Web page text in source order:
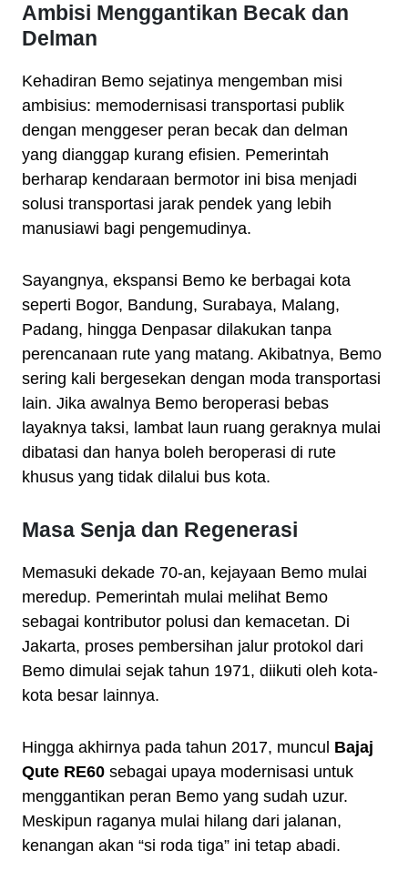
Ambisi Menggantikan Becak dan
Delman
Kehadiran Bemo sejatinya mengemban misi
ambisius: memodernisasi transportasi publik
dengan menggeser peran becak dan delman
yang dianggap kurang efisien. Pemerintah
berharap kendaraan bermotor ini bisa menjadi
solusi transportasi jarak pendek yang lebih
manusiawi bagi pengemudinya.
Sayangnya, ekspansi Bemo ke berbagai kota
seperti Bogor, Bandung, Surabaya, Malang,
Padang, hingga Denpasar dilakukan tanpa
perencanaan rute yang matang. Akibatnya, Bemo
sering kali bergesekan dengan moda transportasi
lain. Jika awalnya Bemo beroperasi bebas
layaknya taksi, lambat laun ruang geraknya mulai
dibatasi dan hanya boleh beroperasi di rute
khusus yang tidak dilalui bus kota.
Masa Senja dan Regenerasi
Memasuki dekade 70-an, kejayaan Bemo mulai
meredup. Pemerintah mulai melihat Bemo
sebagai kontributor polusi dan kemacetan. Di
Jakarta, proses pembersihan jalur protokol dari
Bemo dimulai sejak tahun 1971, diikuti oleh kota-
kota besar lainnya.
Hingga akhirnya pada tahun 2017, muncul Bajaj
Qute RE60 sebagai upaya modernisasi untuk
menggantikan peran Bemo yang sudah uzur.
Meskipun raganya mulai hilang dari jalanan,
kenangan akan “si roda tiga” ini tetap abadi.